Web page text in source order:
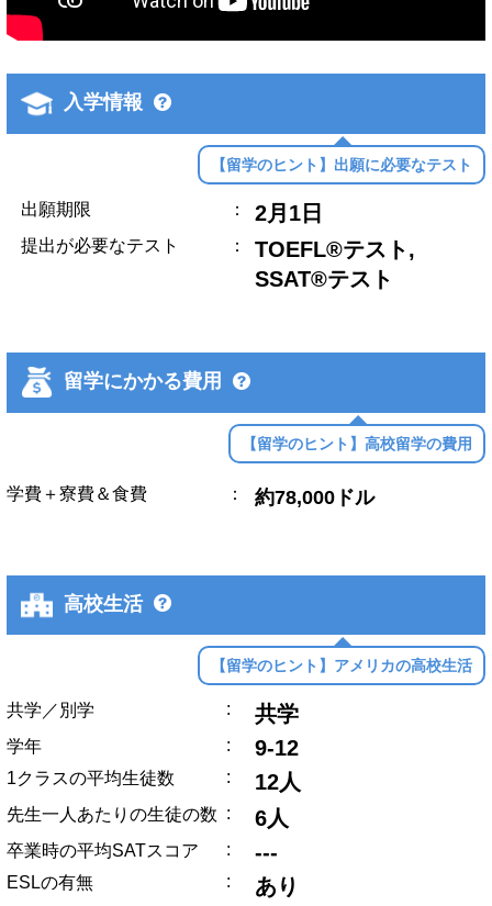
入学情報
【留学のヒント】出願に必要なテスト
出願期限 ： 2月1日
提出が必要なテスト ：
TOEFL®テスト,
SSAT®テスト
留学にかかる費用
【留学のヒント】高校留学の費用
学費＋寮費＆食費 ： 約78,000ドル
高校生活
【留学のヒント】アメリカの高校生活
共学／別学 : 共学
学年 : 9-12
1クラスの平均生徒数 : 12人
先生一人あたりの生徒の数 : 6人
卒業時の平均SATスコア : ---
ESLの有無 : あり